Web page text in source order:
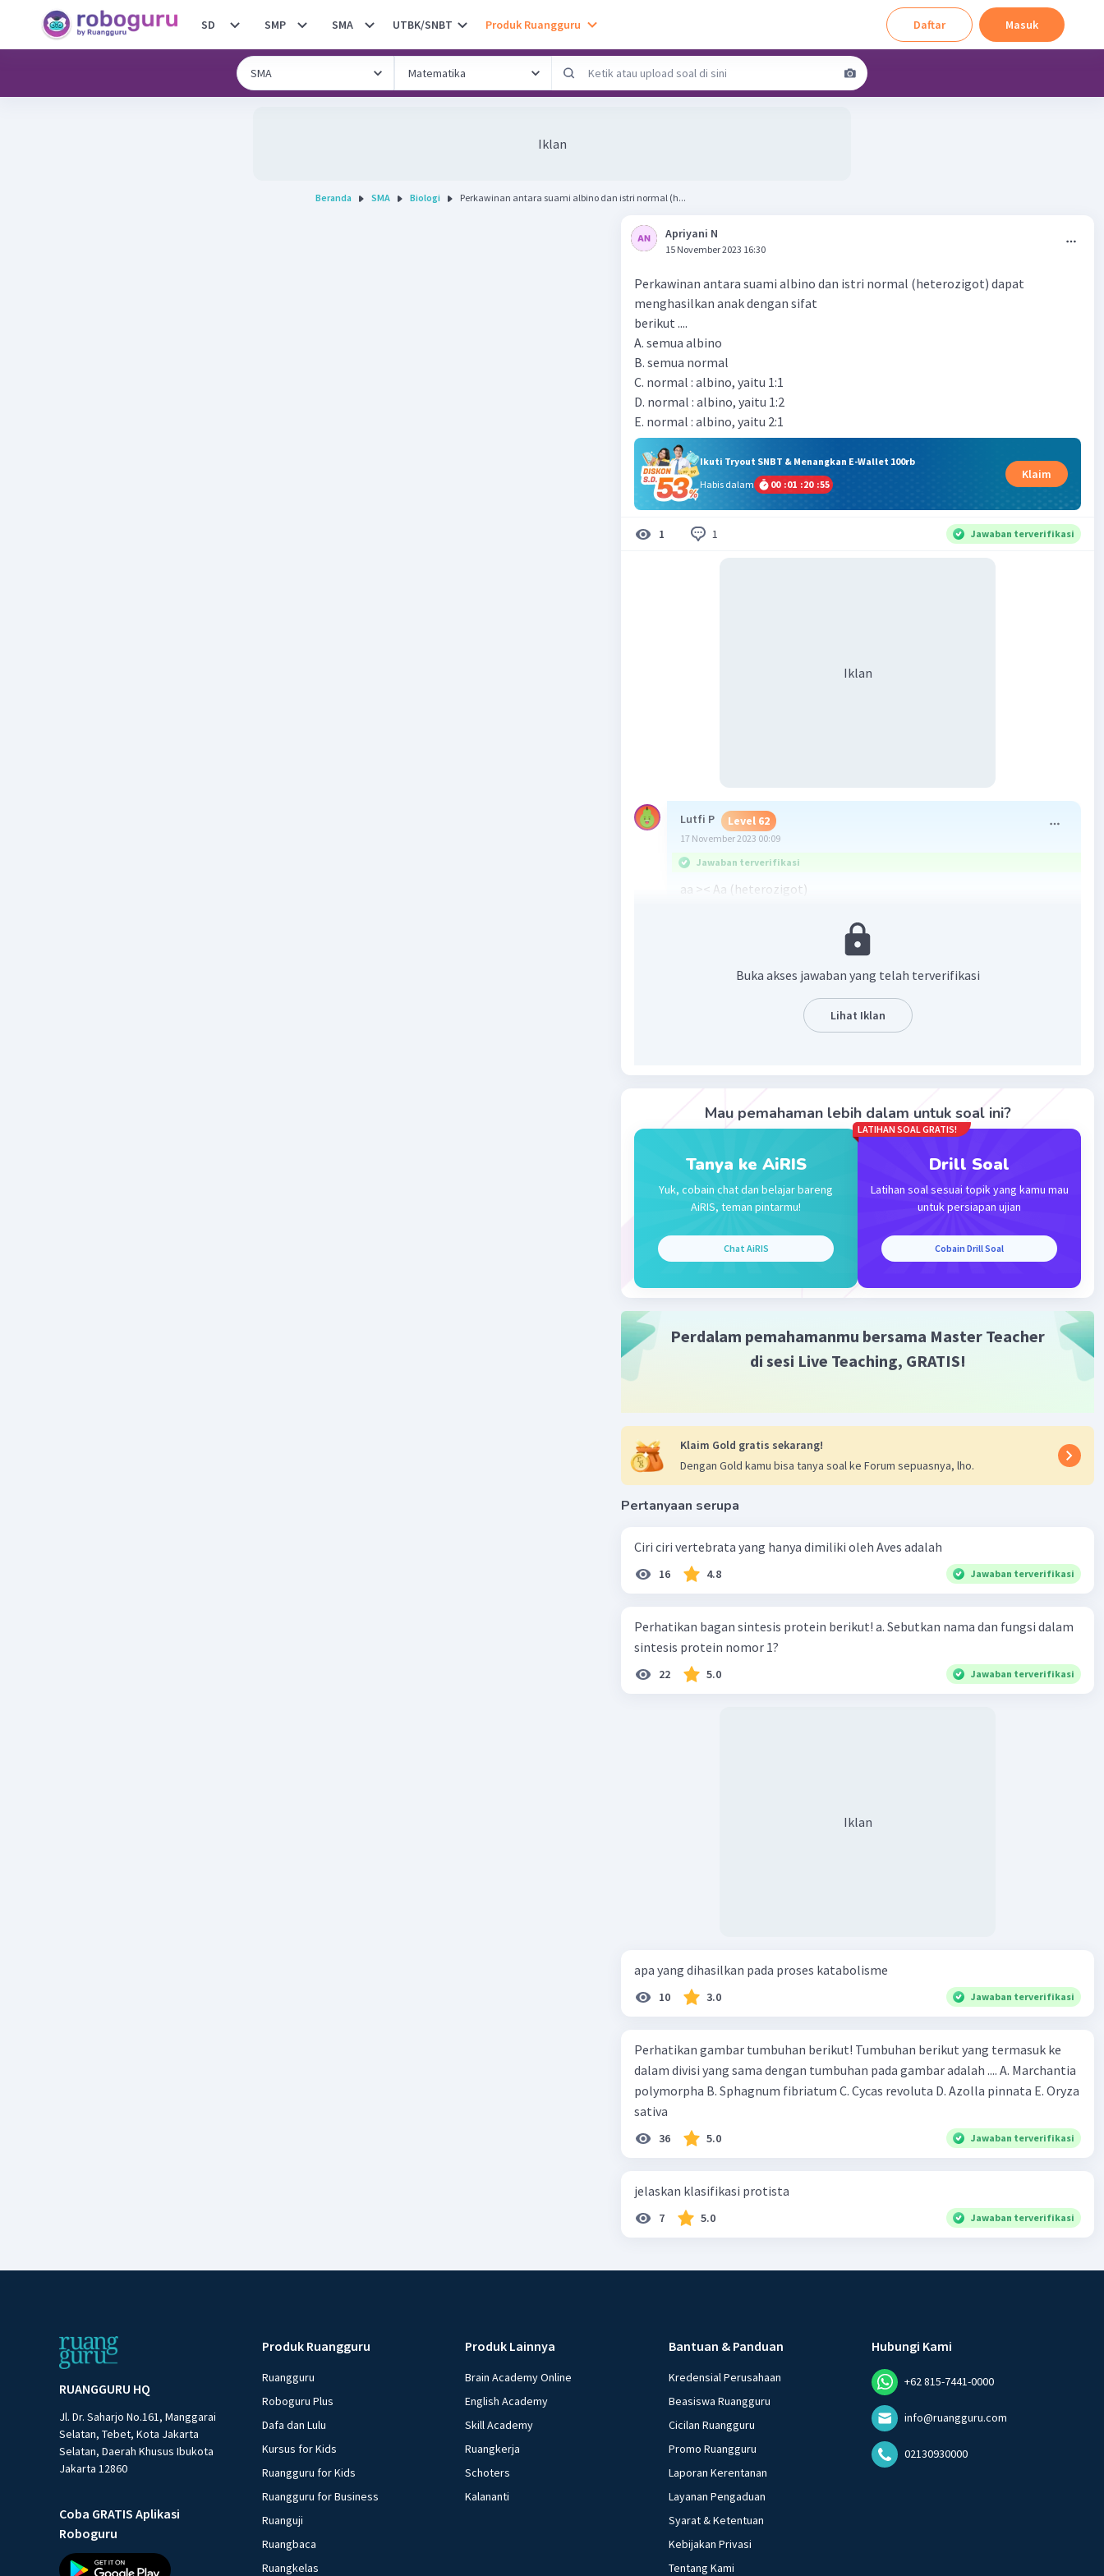
SD SMP SMA UTBK/SNBT Produk Ruangguru Daftar Masuk
Iklan
Beranda SMA Biologi Perkawinan antara suami albino dan istri normal (h...
Apriyani N
15 November 2023 16:30
Perkawinan antara suami albino dan istri normal (heterozigot) dapat
menghasilkan anak dengan sifat
berikut ....
A. semua albino
B. semua normal
C. normal : albino, yaitu 1:1
D. normal : albino, yaitu 1:2
E. normal : albino, yaitu 2:1
Ikuti Tryout SNBT & Menangkan E-Wallet 100rb
Habis dalam
00 :01 :20 :55
Klaim
1 1 Jawaban terverifikasi
Iklan
Lutfi P Level 62
17 November 2023 00:09
Jawaban terverifikasi
aa >< Aa (heterozigot)
sehingga rasio fenotipe yang muncul
normal:albino yaitu 1:1 (c)
Balas
Buka akses jawaban yang telah terverifikasi
Lihat Iklan
Mau pemahaman lebih dalam untuk soal ini?
Tanya ke AiRIS
Yuk, cobain chat dan belajar bareng
AiRIS, teman pintarmu!
Chat AiRIS
LATIHAN SOAL GRATIS!
Drill Soal
Latihan soal sesuai topik yang kamu mau
untuk persiapan ujian
Cobain Drill Soal
Perdalam pemahamanmu bersama Master Teacher
di sesi Live Teaching, GRATIS!
Klaim Gold gratis sekarang!
Dengan Gold kamu bisa tanya soal ke Forum sepuasnya, lho.
Pertanyaan serupa
Ciri ciri vertebrata yang hanya dimiliki oleh Aves adalah
16 4.8 Jawaban terverifikasi
Perhatikan bagan sintesis protein berikut! a. Sebutkan nama dan fungsi dalam
sintesis protein nomor 1?
22 5.0 Jawaban terverifikasi
Iklan
apa yang dihasilkan pada proses katabolisme
10 3.0 Jawaban terverifikasi
Perhatikan gambar tumbuhan berikut! Tumbuhan berikut yang termasuk ke
dalam divisi yang sama dengan tumbuhan pada gambar adalah .... A. Marchantia
polymorpha B. Sphagnum fibriatum C. Cycas revoluta D. Azolla pinnata E. Oryza
sativa
36 5.0 Jawaban terverifikasi
jelaskan klasifikasi protista
7 5.0 Jawaban terverifikasi
RUANGGURU HQ
Jl. Dr. Saharjo No.161, Manggarai
Selatan, Tebet, Kota Jakarta
Selatan, Daerah Khusus Ibukota
Jakarta 12860
Coba GRATIS Aplikasi
Roboguru
Produk Ruangguru
Ruangguru
Roboguru Plus
Dafa dan Lulu
Kursus for Kids
Ruangguru for Kids
Ruangguru for Business
Ruanguji
Ruangbaca
Ruangkelas
Produk Lainnya
Brain Academy Online
English Academy
Skill Academy
Ruangkerja
Schoters
Kalananti
Bantuan & Panduan
Kredensial Perusahaan
Beasiswa Ruangguru
Cicilan Ruangguru
Promo Ruangguru
Laporan Kerentanan
Layanan Pengaduan
Syarat & Ketentuan
Kebijakan Privasi
Tentang Kami
Hubungi Kami
+62 815-7441-0000
info@ruangguru.com
02130930000